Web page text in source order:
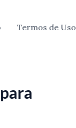
Termos de Uso